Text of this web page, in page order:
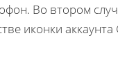
Во втором
иконки аккаунта